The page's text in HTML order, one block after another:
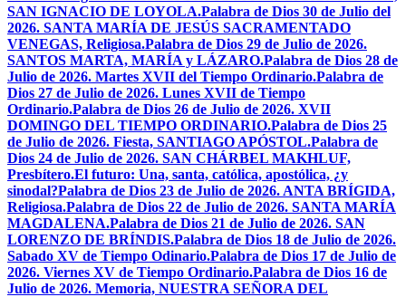
SAN IGNACIO DE LOYOLA.Palabra de Dios 30 de Julio del
2026. SANTA MARÍA DE JESÚS SACRAMENTADO
VENEGAS, Religiosa.Palabra de Dios 29 de Julio de 2026.
SANTOS MARTA, MARÍA y LÁZARO.Palabra de Dios 28 de
Julio de 2026. Martes XVII del Tiempo Ordinario.Palabra de
Dios 27 de Julio de 2026. Lunes XVII de Tiempo
Ordinario.Palabra de Dios 26 de Julio de 2026. XVII
DOMINGO DEL TIEMPO ORDINARIO.Palabra de Dios 25
de Julio de 2026. Fiesta, SANTIAGO APÓSTOL.Palabra de
Dios 24 de Julio de 2026. SAN CHÁRBEL MAKHLUF,
Presbítero.El futuro: Una, santa, católica, apostólica, ¿y
sinodal?Palabra de Dios 23 de Julio de 2026. ANTA BRÍGIDA,
Religiosa.Palabra de Dios 22 de Julio de 2026. SANTA MARÍA
MAGDALENA.Palabra de Dios 21 de Julio de 2026. SAN
LORENZO DE BRÍNDIS.Palabra de Dios 18 de Julio de 2026.
Sabado XV de Tiempo Odinario.Palabra de Dios 17 de Julio de
2026. Viernes XV de Tiempo Ordinario.Palabra de Dios 16 de
Julio de 2026. Memoria, NUESTRA SEÑORA DEL